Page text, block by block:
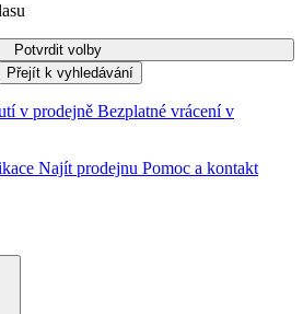
Potvrdit volby
Přejít k vyhledávání
v prodejně Bezplatné vrácení v
Najít prodejnu Pomoc a kontakt